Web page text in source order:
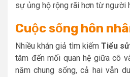
sự ủng hộ rộng rãi hơn từ người
Cuộc sống hôn
Nhiều khán giả tìm kiếm Tiểu
tâm đến mối quan hệ giữa cô
năm chung sống, cả hai vẫn